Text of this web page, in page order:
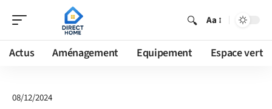
Aa
Actus Aménagement Equipement Espace vert
08/12/2024